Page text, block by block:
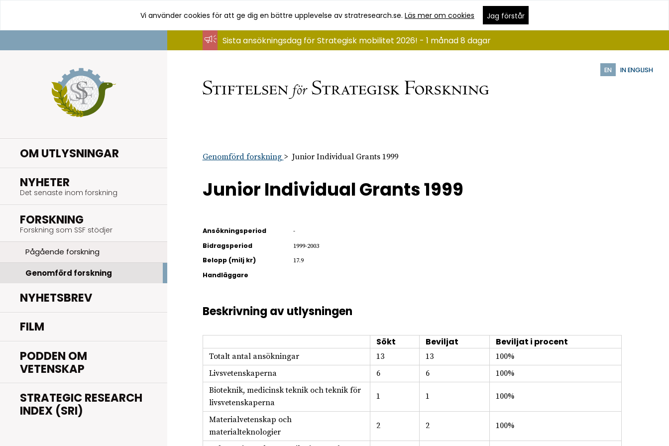
innehåll
Vi använder cookies för att ge dig en bättre upplevelse av stratresearch.se.Läs mer om cookies Jag förstår
EN IN ENGLISH
OM UTLYSNINGAR
NYHETER
Det senaste inom forskning
FORSKNING
Forskning som SSF stödjer
Pågående forskning
Genomförd forskning
NYHETSBREV
FILM
PODDEN OM
VETENSKAP
STRATEGIC RESEARCH
INDEX (SRI)
Sista ansökningsdag för Strategisk mobilitet 2026! - 1 månad 8 dagar
Genomförd forskning Junior Individual Grants 1999
Junior Individual Grants 1999
Ansökningsperiod -
Bidragsperiod 1999-2003
Belopp (milj kr) 17.9
Handläggare
Beskrivning av utlysningen
Sökt Beviljat Beviljat i procent
Totalt antal ansökningar 13 13
100%
Livsvetenskaperna
6 6
100%
Bioteknik, medicinsk teknik och teknik för
livsvetenskaperna
1 1 100%
Materialvetenskap och
materialteknologier
2 2 100%